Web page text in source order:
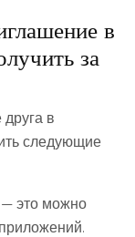
в
за
в
следующие
— это можно